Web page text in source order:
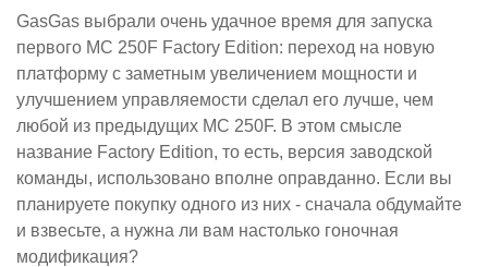
GasGas выбрали очень удачное время для запуска
первого MC 250F Factory Edition: переход на новую
платформу с заметным увеличением мощности и
улучшением управляемости сделал его лучше, чем
любой из предыдущих MC 250F. В этом смысле
название Factory Edition, то есть, версия заводской
команды, использовано вполне оправданно. Если вы
планируете покупку одного из них - сначала обдумайте
и взвесьте, а нужна ли вам настолько гоночная
модификация?